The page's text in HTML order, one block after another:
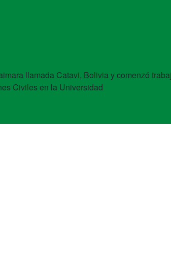
llamada Catavi, Bolivia y comenzó
Civiles en la Universidad